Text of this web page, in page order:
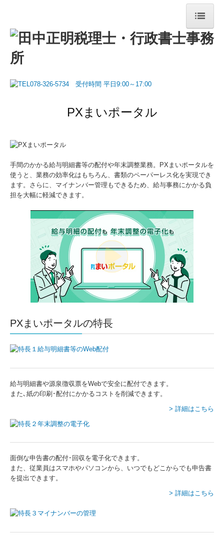
HOME
令和8年4月～6月の情報
令和8年1月～3月の情報
事務所案内
コンセプト
業務案内
社会福祉法人の皆様
公益法人・ＮＰＯの皆様
介護・医療・障害福祉事業者の皆様
非営利法人の税務でお困りの皆様
認定支援機関の支援が必要な皆様
セミナー案内
PXまいポータル
手間のかかる給与明細書等の配付や年末調整業務。PXまいポータルを
使うと、業務の効率化はもちろん、書類のペーパーレス化を実現でき
ます。さらに、マイナンバー管理もできるため、給与事務にかかる負
担を大幅に軽減できます。
PXまいポータルの特長
給与明細書や源泉徴収票をWebで安全に配付できます。
また､紙の印刷･配付にかかるコストを削減できます。
> 詳細はこちら
面倒な申告書の配付･回収を電子化できます。
また、従業員はスマホやパソコンから、いつでもどこからでも申告書
を提出できます。
> 詳細はこちら